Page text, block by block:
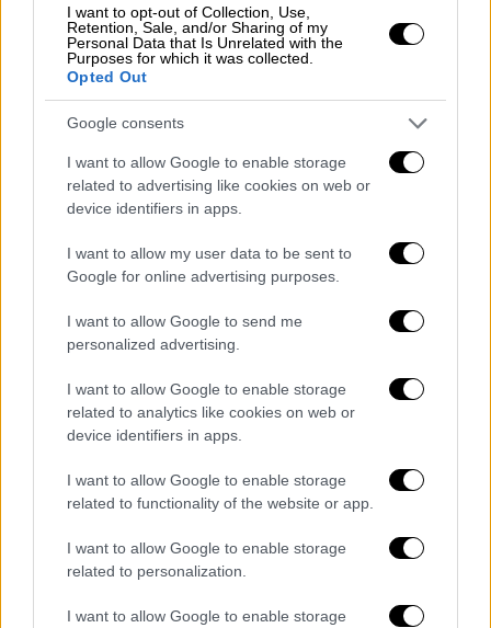
I want to opt-out of Collection, Use,
Retention, Sale, and/or Sharing of my
Personal Data that Is Unrelated with the
Purposes for which it was collected.
Opted Out
Google consents
I want to allow Google to enable storage
related to advertising like cookies on web or
device identifiers in apps.
I want to allow my user data to be sent to
Google for online advertising purposes.
I want to allow Google to send me
personalized advertising.
I want to allow Google to enable storage
related to analytics like cookies on web or
device identifiers in apps.
I want to allow Google to enable storage
related to functionality of the website or app.
I want to allow Google to enable storage
related to personalization.
I want to allow Google to enable storage
Πολιτική|24.05.2023 21:17
Οι τελευταίες πληροφορίες για το
υπηρεσιακό υπουργικό συμβούλιο - Οι
Πότε αναμένεται να ανακοινωθεί η σύνθεση